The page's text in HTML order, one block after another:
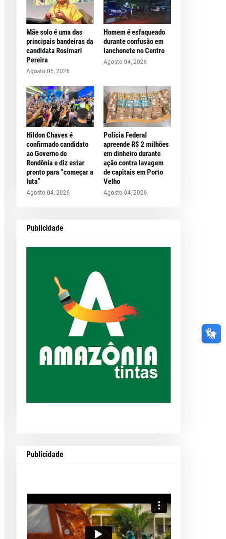
Mãe solo é uma das
principais bandeiras da
candidata Rosimari
Pereira
Agosto 06, 2026
Homem é esfaqueado
durante confusão em
lanchonete no Centro
Agosto 04, 2026
Hildon Chaves é
confirmado candidato
ao Governo de
Rondônia e diz estar
pronto para “começar a
luta”
Agosto 04, 2026
Polícia Federal
apreende R$ 2 milhões
em dinheiro durante
ação contra lavagem
de capitais em Porto
Velho
Agosto 04, 2026
Publicidade
Publicidade